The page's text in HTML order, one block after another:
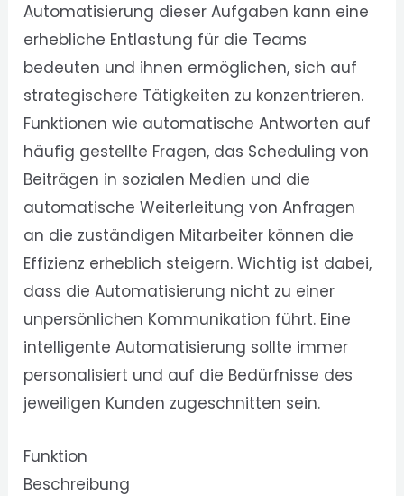
Automatisierung dieser Aufgaben kann eine
erhebliche Entlastung für die Teams
bedeuten und ihnen ermöglichen, sich auf
strategischere Tätigkeiten zu konzentrieren.
Funktionen wie automatische Antworten auf
häufig gestellte Fragen, das Scheduling von
Beiträgen in sozialen Medien und die
automatische Weiterleitung von Anfragen
an die zuständigen Mitarbeiter können die
Effizienz erheblich steigern. Wichtig ist dabei,
dass die Automatisierung nicht zu einer
unpersönlichen Kommunikation führt. Eine
intelligente Automatisierung sollte immer
personalisiert und auf die Bedürfnisse des
jeweiligen Kunden zugeschnitten sein.
Funktion
Beschreibung